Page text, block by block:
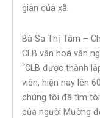
gian của xã.
Bà Sa Thị Tâm –
CLB văn hoá văn
“CLB được thành
viên, hiện nay lên
chúng tôi đã tìm
của người Mường